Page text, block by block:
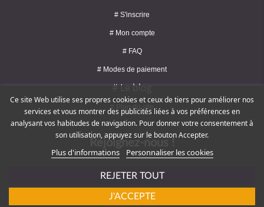
# S'inscrire
# Mon compte
# FAQ
# Modes de paiement
# Le blog
# Plan du site
Rejoignez-nous !
# Service client : 09 72 16 47 82
Ce site Web utilise ses propres cookies et ceux de tiers pour améliorer nos
services et vous montrer des publicités liées à vos préférences en
analysant vos habitudes de navigation. Pour donner votre consentement à
son utilisation, appuyez sur le bouton Accepter.
Plus d'informations Personnaliser les cookies
REJETER TOUT
J'ACCEPTE